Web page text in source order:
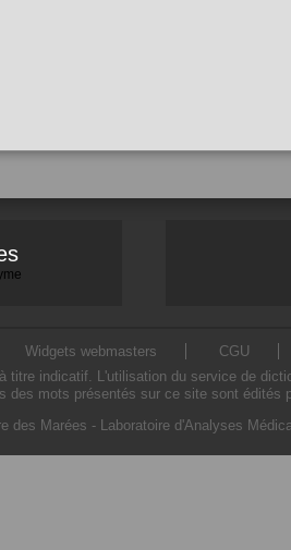
Widgets webmasters CGU
indicatif. L'utilisation du service de
des mots présentés sur ce site sont édités
des Marées - Laboratoire d'Analyses